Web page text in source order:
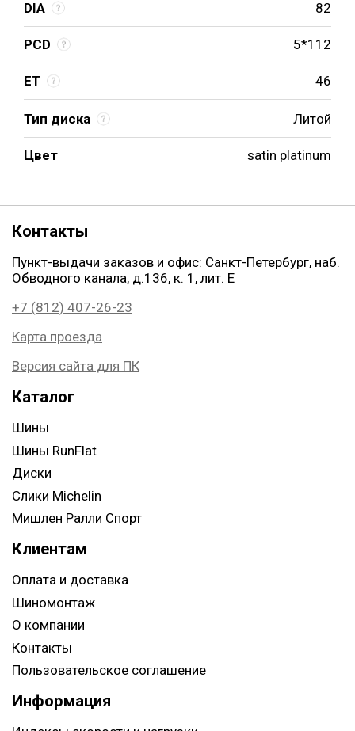
DIA 82
PCD 5*112
ET 46
Тип диска Литой
Цвет satin platinum
Контакты
Пункт-выдачи заказов и офис: Санкт-Петербург, наб.
Обводного канала, д.136, к. 1, лит. Е
+7 (812) 407-26-23
Карта проезда
Версия сайта для ПК
Каталог
Шины
Шины RunFlat
Диски
Слики Michelin
Мишлен Ралли Спорт
Клиентам
Оплата и доставка
Шиномонтаж
О компании
Контакты
Пользовательское соглашение
Информация